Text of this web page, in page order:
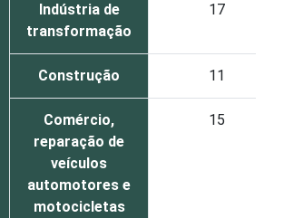
Indústria de
transformação
17
Construção 11
Comércio,
reparação de
veículos
automotores e
motocicletas
15